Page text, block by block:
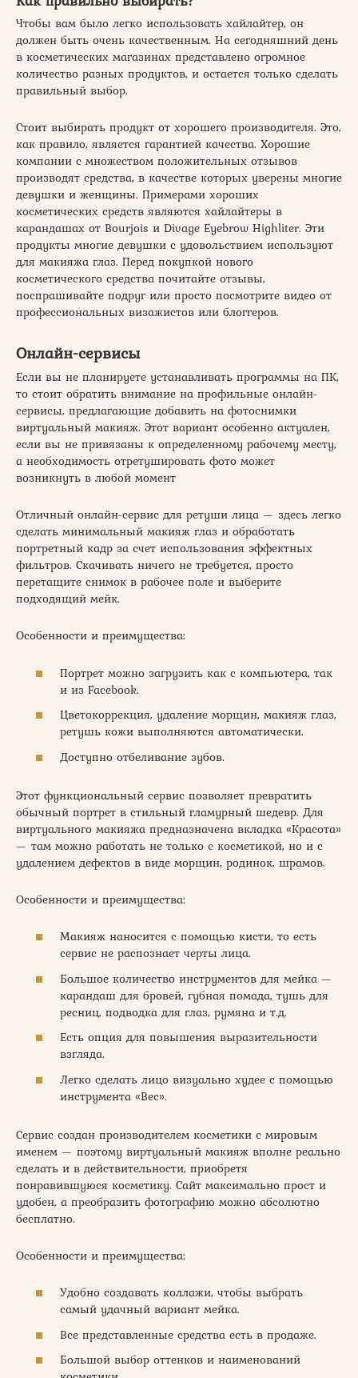
Чтобы вам было легко использовать хайлайтер, он
должен быть очень качественным. На сегодняшний день
в косметических магазинах представлено огромное
количество разных продуктов, и остается только сделать
правильный выбор.
Стоит выбирать продукт от хорошего производителя. Это,
как правило, является гарантией качества. Хорошие
компании с множеством положительных отзывов
производят средства, в качестве которых уверены многие
девушки и женщины. Примерами хороших
косметических средств являются хайлайтеры в
карандашах от Bourjois и Divage Eyebrow Highliter. Эти
продукты многие девушки с удовольствием используют
для макияжа глаз. Перед покупкой нового
косметического средства почитайте отзывы,
поспрашивайте подруг или просто посмотрите видео от
профессиональных визажистов или блоггеров.
Онлайн-сервисы
Если вы не планируете устанавливать программы на ПК,
то стоит обратить внимание на профильные онлайн-
сервисы, предлагающие добавить на фотоснимки
виртуальный макияж. Этот вариант особенно актуален,
если вы не привязаны к определенному рабочему месту,
а необходимость отретушировать фото может
возникнуть в любой момент
Отличный онлайн-сервис для ретуши лица — здесь легко
сделать минимальный макияж глаз и обработать
портретный кадр за счет использования эффектных
фильтров. Скачивать ничего не требуется, просто
перетащите снимок в рабочее поле и выберите
подходящий мейк.
Особенности и преимущества:
Портрет можно загрузить как с компьютера, так
и из Facebook.
Цветокоррекция, удаление морщин, макияж глаз,
ретушь кожи выполняются автоматически.
Доступно отбеливание зубов.
Этот функциональный сервис позволяет превратить
обычный портрет в стильный гламурный шедевр. Для
виртуального макияжа предназначена вкладка «Красота»
— там можно работать не только с косметикой, но и с
удалением дефектов в виде морщин, родинок, шрамов.
Особенности и преимущества:
Макияж наносится с помощью кисти, то есть
сервис не распознает черты лица.
Большое количество инструментов для мейка —
карандаш для бровей, губная помада, тушь для
ресниц, подводка для глаз, румяна и т.д.
Есть опция для повышения выразительности
взгляда.
Легко сделать лицо визуально худее с помощью
инструмента «Вес».
Сервис создан производителем косметики с мировым
именем — поэтому виртуальный макияж вполне реально
сделать и в действительности, приобретя
понравившуюся косметику. Сайт максимально прост и
удобен, а преобразить фотографию можно абсолютно
бесплатно.
Особенности и преимущества:
Удобно создавать коллажи, чтобы выбрать
самый удачный вариант мейка.
Все представленные средства есть в продаже.
Большой выбор оттенков и наименований